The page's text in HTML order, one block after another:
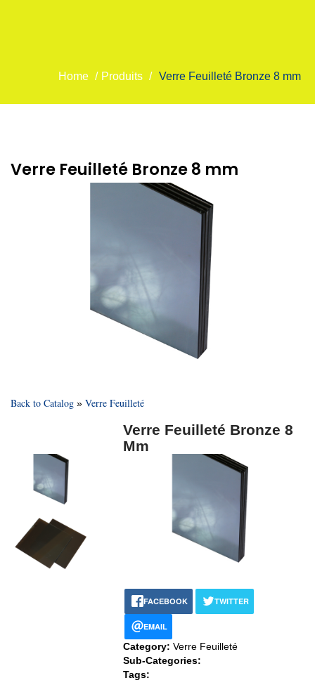
Home / Produits / Verre Feuilleté Bronze 8 mm
Verre Feuilleté Bronze 8 mm
Back to Catalog Verre Feuilleté
Verre Feuilleté Bronze 8
Mm
FACEBOOK TWITTER
EMAIL
Category: Verre Feuilleté
Sub-Categories:
Tags: